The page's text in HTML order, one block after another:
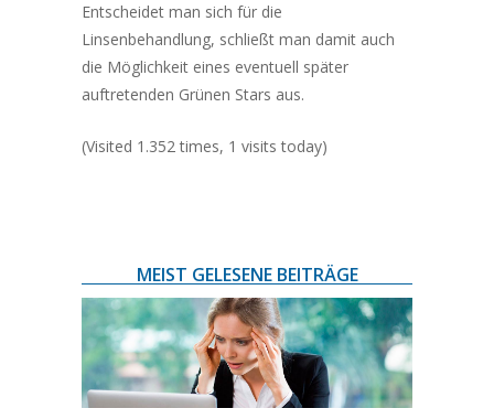
Entscheidet man sich für die
Linsenbehandlung, schließt man damit auch
die Möglichkeit eines eventuell später
auftretenden Grünen Stars aus.
(Visited 1.352 times, 1 visits today)
MEIST GELESENE BEITRÄGE